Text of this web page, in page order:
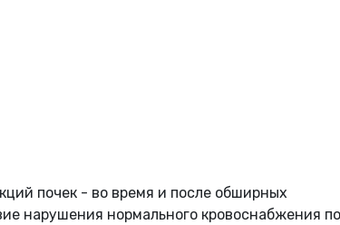
почек - во время и после обширных
нарушения нормального кровоснабжения